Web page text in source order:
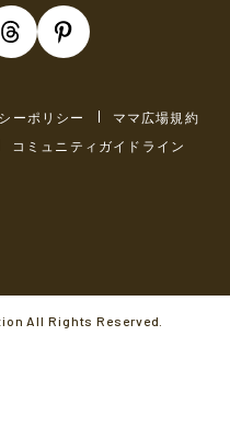
ーポリシー
ママ広場規約
コミュニティガイドライン
All Rights Reserved.